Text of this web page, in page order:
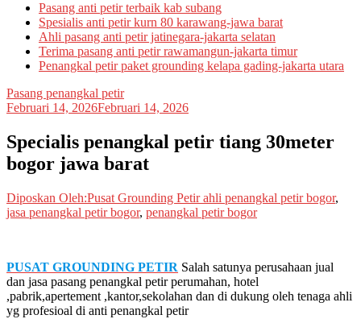
Pasang anti petir terbaik kab subang
Spesialis anti petir kurn 80 karawang-jawa barat
Ahli pasang anti petir jatinegara-jakarta selatan
Terima pasang anti petir rawamangun-jakarta timur
Penangkal petir paket grounding kelapa gading-jakarta utara
Pasang penangkal petir
Februari 14, 2026Februari 14, 2026
Specialis penangkal petir tiang 30meter
bogor jawa barat
Diposkan Oleh:Pusat Grounding Petirahli penangkal petir bogor,
jasa penangkal petir bogor, penangkal petir bogor
PUSAT GROUNDING PETIR Salah satunya perusahaan jual
dan jasa pasang penangkal petir perumahan, hotel
,pabrik,apertement ,kantor,sekolahan dan di dukung oleh tenaga ahli
yg profesioal di anti penangkal petir